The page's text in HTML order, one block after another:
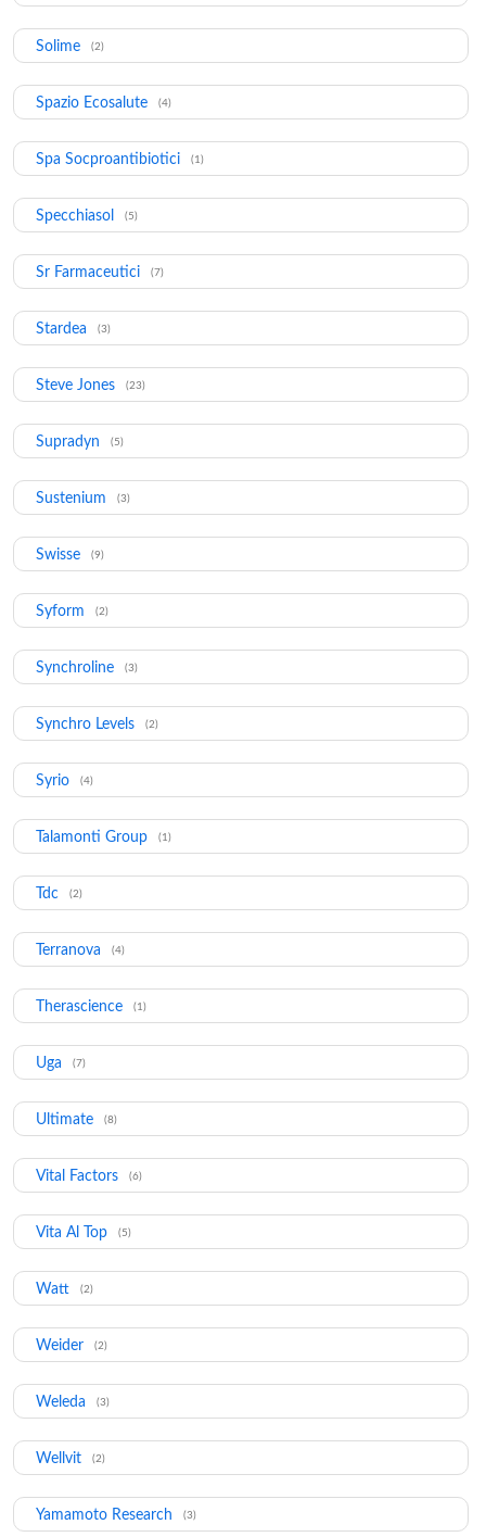
Solime (2)
Spazio Ecosalute (4)
Spa Socproantibiotici (1)
Specchiasol (5)
Sr Farmaceutici (7)
Stardea (3)
Steve Jones (23)
Supradyn (5)
Sustenium (3)
Swisse (9)
Syform (2)
Synchroline (3)
Synchro Levels (2)
Syrio (4)
Talamonti Group (1)
Tdc (2)
Terranova (4)
Therascience (1)
Uga (7)
Ultimate (8)
Vital Factors (6)
Vita Al Top (5)
Watt (2)
Weider (2)
Weleda (3)
Wellvit (2)
Yamamoto Research (3)